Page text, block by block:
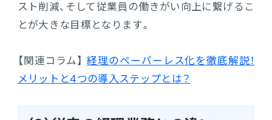
スト削減、そして従業員の働きがい向上に繋げるこ
とが大きな目標となります。
【関連コラム】経理のペーパーレス化を徹底解説！
メリットと4つの導入ステップとは？